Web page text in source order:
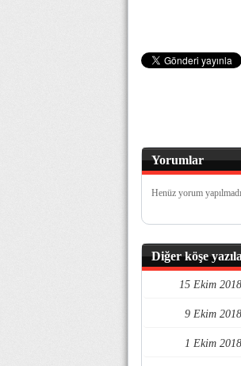
Yorumlar
Henüz yorum
Diğer köşe
15 Ekim 2018
9 Ekim 2018
1 Ekim 2018